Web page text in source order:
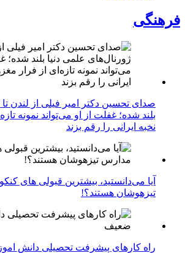
فرهنگی
صدای تحسین دکتر امیر فیلی از لندن
بلند شده؛ غفلت از او می‌تواند نمونه
نخبه ایرانی را رقم بزند
آیا می‌دانستید، بیشترین قبولی های
تیزهوشان هستند؟!
راه کارهای پیشرفت تحصیلی دانش